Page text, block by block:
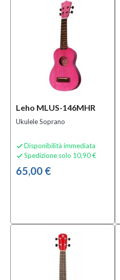
Leho MLUS-146MHR
Ukulele Soprano
 Disponibilità immediata
 Spedizione solo 10,90 €
65,00 €